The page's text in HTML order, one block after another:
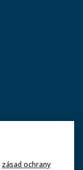
zásad ochrany